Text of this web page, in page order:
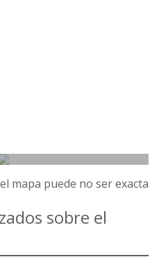
mapa puede no ser exacta
sobre el